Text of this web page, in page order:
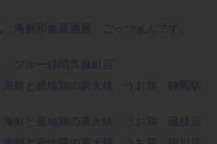
海鮮和食居酒屋 ごっつぁんです。
・ブルー静岡呉服町店
鮮と産地鶏の炭火焼 うお鶏 静岡駅
鮮と産地鶏の炭火焼 うお鶏 藤枝店